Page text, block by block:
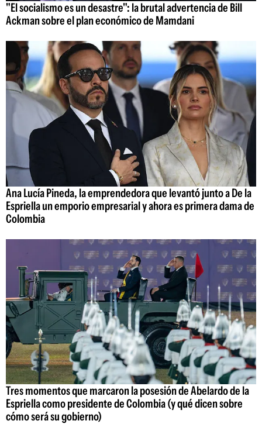
"El socialismo es un desastre": la brutal advertencia de Bill
Ackman sobre el plan económico de Mamdani
Ana Lucía Pineda, la emprendedora que levantó junto a De la
Espriella un emporio empresarial y ahora es primera dama de
Colombia
Tres momentos que marcaron la posesión de Abelardo de la
Espriella como presidente de Colombia (y qué dicen sobre
cómo será su gobierno)